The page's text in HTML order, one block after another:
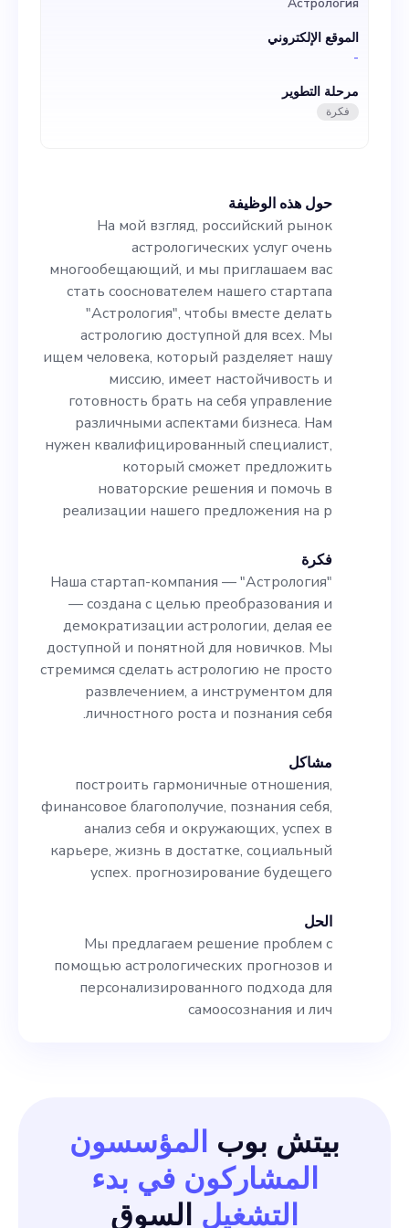
астрологию доступной для
всех. Мы ищем человека,
который разделяет нашу
миссию, имеет
управление различными
аспектами бизнеса. Нам
нужен
квалифицированный
специалист, который
сможет предложить
новаторские решения и
помочь в реализации
нашего предложения на р
حول هذه الوظيفة
На мой взгляд, российский рынок
астрологических услуг очень
многообещающий, и мы приглашаем вас
стать сооснователем нашего стартапа
"Астрология", чтобы вместе делать
астрологию доступной для всех. Мы
ищем человека, который разделяет нашу
миссию, имеет настойчивость и
готовность брать на себя управление
различными аспектами бизнеса. Нам
нужен квалифицированный специалист,
который сможет предложить
новаторские решения и помочь в
реализации нашего предложения на р
فكرة
Наша стартап-компания — "Астрология"
— создана с целью преобразования и
демократизации астрологии, делая ее
доступной и понятной для новичков. Мы
стремимся сделать астрологию не просто
развлечением, а инструментом для
личностного роста и познания себя.
مشاكل
построить гармоничные отношения,
финансовое благополучие, познания себя,
анализ себя и окружающих, успех в
карьере, жизнь в достатке, социальный
успех. прогнозирование будещего
الحل
Мы предлагаем решение проблем с
помощью астрологических прогнозов и
персонализированного подхода для
самоосознания и лич
الموقع الإلكتروني
-
مرحلة التطوير
فكرة
بيتش بوب المؤسسون
المشاركون في بدء
التشغيل السوق